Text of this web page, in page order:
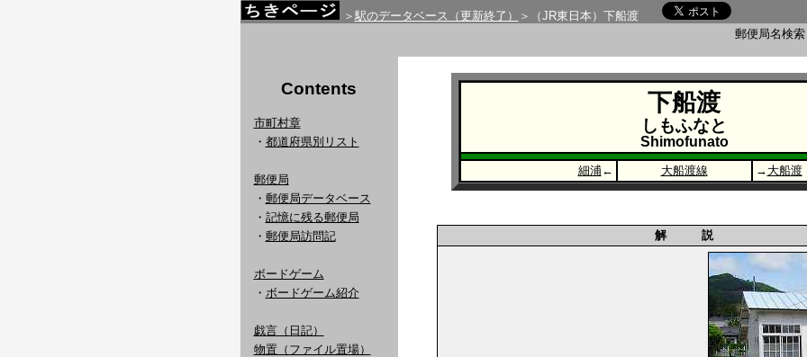
＞ 駅のデータベース（更新終了）
＞（JR東日本）下船渡
郵便局名検
Contents
市町村章
・ 都道府県別リスト
郵便局
・ 郵便局データベース
・ 記憶に残る郵便局
・ 郵便局訪問記
ボードゲーム
・ ボードゲーム紹介
戯言（日記）
物置（ファイル置場）
下船渡
しもふなと
Shimofunato
細浦← 大船渡線 → 大船渡
解 説